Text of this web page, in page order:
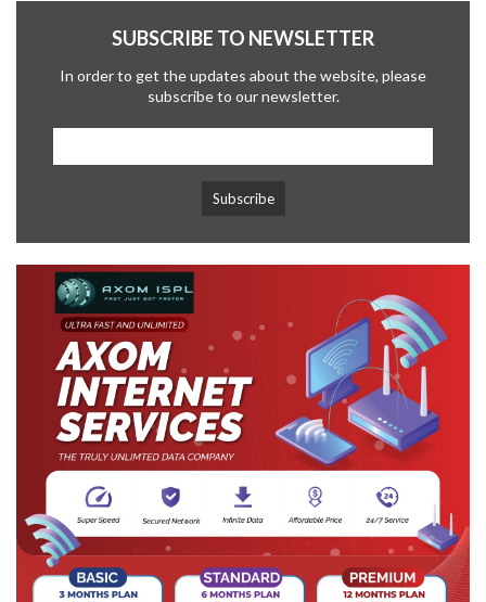
SUBSCRIBE TO NEWSLETTER
In order to get the updates about the website, please
subscribe to our newsletter.